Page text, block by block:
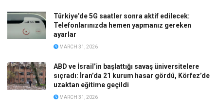
Türkiye’de 5G saatler sonra aktif edilecek:
Telefonlarınızda hemen yapmanız gereken
ayarlar
MARCH 31, 2026
ABD ve İsrail’in başlattığı savaş üniversitelere
sıçradı: İran’da 21 kurum hasar gördü, Körfez’de
uzaktan eğitime geçildi
MARCH 31, 2026